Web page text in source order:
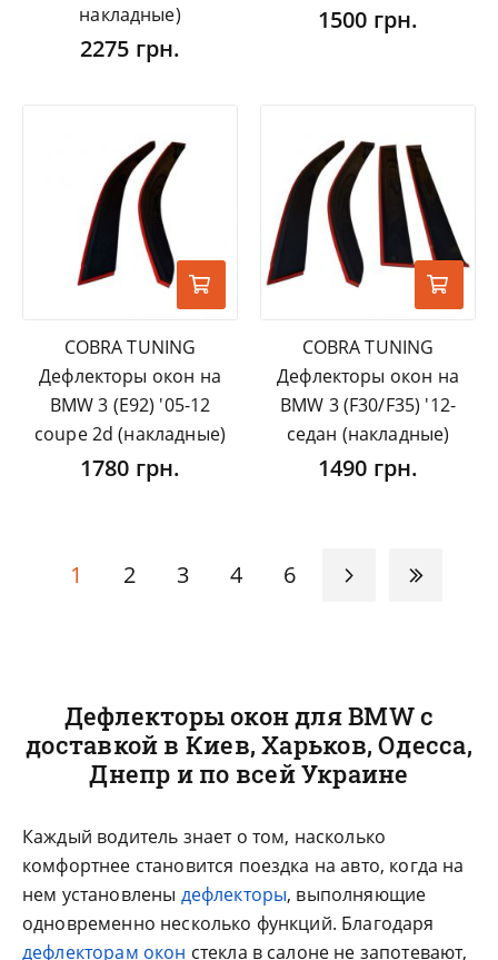
накладные)
2275 грн.
1500 грн.
COBRA TUNING
Дефлекторы окон на
BMW 3 (E92) '05-12
coupe 2d (накладные)
1780 грн.
COBRA TUNING
Дефлекторы окон на
BMW 3 (F30/F35) '12-
седан (накладные)
1490 грн.
1 2 3 4 6
Дефлекторы окон для BMW с
доставкой в Киев, Харьков, Одесса,
Днепр и по всей Украине
Каждый водитель знает о том, насколько
комфортнее становится поездка на авто, когда на
нем установлены дефлекторы, выполняющие
одновременно несколько функций. Благодаря
дефлекторам окон стекла в салоне не запотевают,